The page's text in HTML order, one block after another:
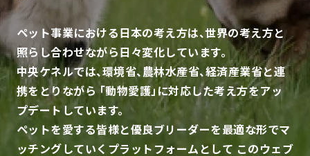
ペット事業における日本の考え方は、世界の考え方と
照らし合わせながら日々変化しています。
中央ケネルでは、環境省、農林水産省、経済産業省と連
携をとりながら 「動物愛護」に対応した考え方をアッ
プデートしています。
ペットを愛する皆様と優良ブリーダーを最適な形でマ
ッチングしていくプラットフォームとして このウェブ